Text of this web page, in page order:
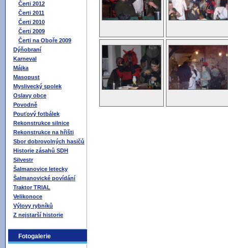
Čerti 2012
Čerti 2011
Čerti 2010
Čerti 2009
Čerti na Oboře 2009
Dýňobraní
Karneval
Májka
Masopust
Myslivecký spolek
Oslavy obce
Povodně
Pouťový fotbálek
Rekonstrukce silnice
Rekonstrukce na hřišti
Sbor dobrovolných hasičů
Historie zásahů SDH
Silvestr
Šalmanovice letecky
Šalmanovické povídání
Traktor TRIAL
Velikonoce
Výlovy rybníků
Z nejstarší historie
Fotogalerie